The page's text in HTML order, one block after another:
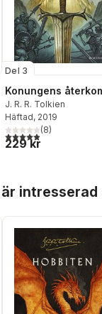
röster:
Del 3
Konungens
J. R. R. Tolkien
Häftad, 2019
4,9utav 5 stjärnor.
(8)
229 kr
intresserad